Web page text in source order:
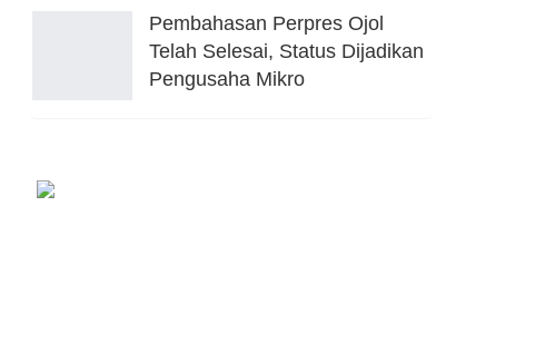
Pembahasan Perpres Ojol
Telah Selesai, Status Dijadikan
Pengusaha Mikro